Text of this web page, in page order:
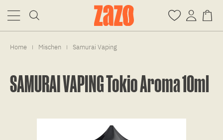
Home | Mischen | Samurai Vaping
SAMURAI VAPING Tokio Aroma 10ml